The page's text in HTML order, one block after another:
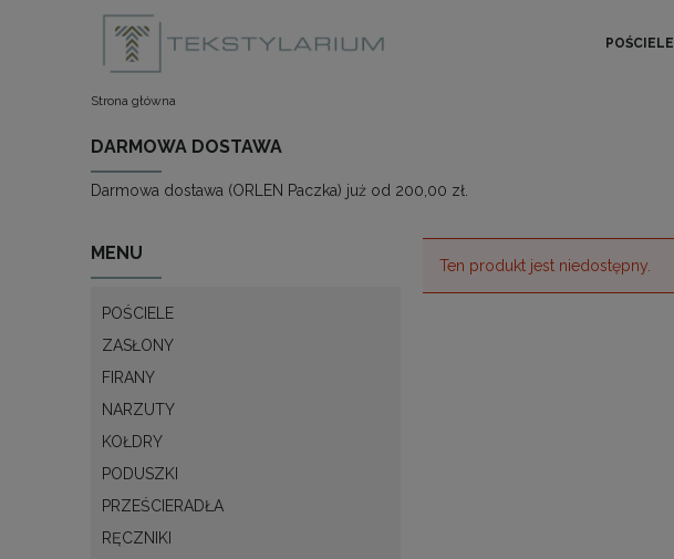
POŚCIELE
Strona główna
DARMOWA DOSTAWA
Darmowa dostawa (ORLEN Paczka) już od 200,00 zł.
MENU
POŚCIELE
ZASŁONY
FIRANY
NARZUTY
KOŁDRY
PODUSZKI
PRZEŚCIERADŁA
RĘCZNIKI
Ten produkt jest niedostępny.